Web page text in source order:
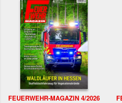
FEUERWEHR-MAGAZIN 4/2026